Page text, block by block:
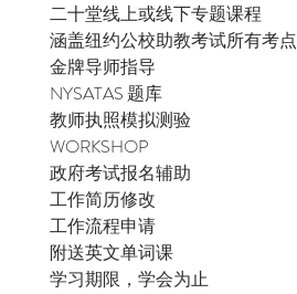
二十堂线上或线下专题课程
涵盖纽约公校助教考试所有考点
金牌导师指导​
​NYSATAS 题库
教师执照模拟测验
​WORKSHOP
​政府考试报名辅助
​工作简历修改
​工作流程申请
​附送英文单词课
​学习期限，学会为止